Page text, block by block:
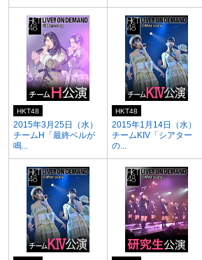
2015年3月25日（水）
チームH「最終ベルが
鳴...
HKT48
2015年1月14日（水）
チームKIV「シアター
の...
HKT48